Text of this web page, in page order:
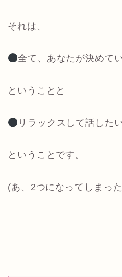
それは、
全て、あなたが決めて
ということと
リラックスして話した
ということです。
(あ、2つになってしまっ